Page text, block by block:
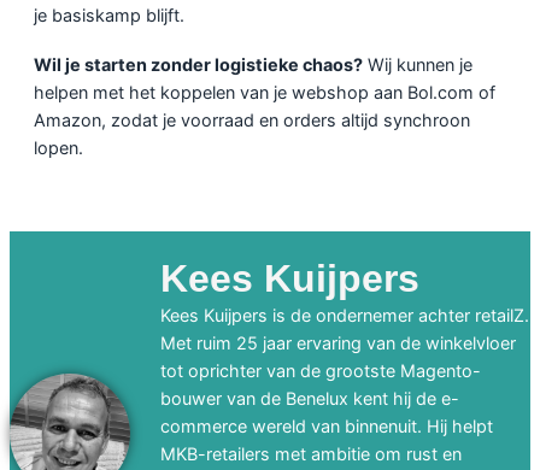
je basiskamp blijft.
Wil je starten zonder logistieke chaos? Wij kunnen je
helpen met het koppelen van je webshop aan Bol.com of
Amazon, zodat je voorraad en orders altijd synchroon
lopen.
Kees Kuijpers
Kees Kuijpers is de ondernemer achter retailZ.
Met ruim 25 jaar ervaring van de winkelvloer
tot oprichter van de grootste Magento-
bouwer van de Benelux kent hij de e-
commerce wereld van binnenuit. Hij helpt
MKB-retailers met ambitie om rust en